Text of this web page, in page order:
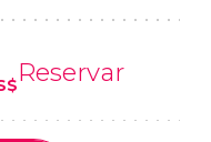
Reservar